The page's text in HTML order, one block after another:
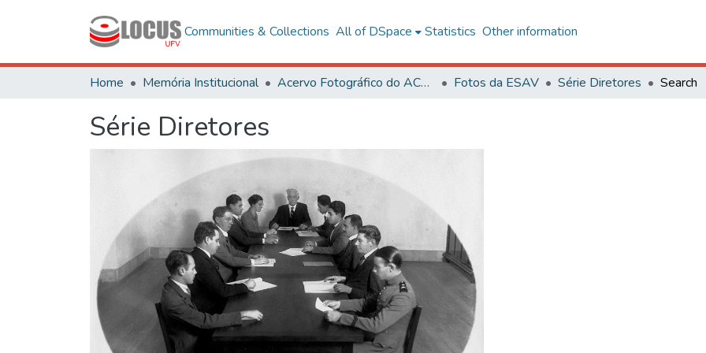
Communities & Collections All of DSpace Statistics Other information
Home Memória Institucional Acervo Fotográfico do ACH-UFV Fotos da ESAV Série Diretores Search
Série Diretores